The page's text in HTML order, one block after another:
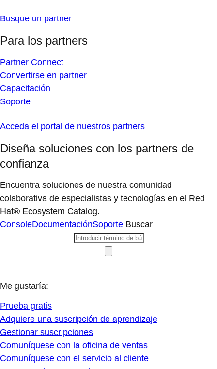
Busque un partner
Para los partners
Partner Connect
Convertirse en partner
Capacitación
Soporte
Acceda el portal de nuestros partners
Diseña soluciones con los partners de
confianza
Encuentra soluciones de nuestra comunidad
colaborativa de especialistas y tecnologías en el Red
Hat® Ecosystem Catalog.
ConsoleDocumentaciónSoporte Buscar
Me gustaría:
Prueba gratis
Adquiere una suscripción de aprendizaje
Gestionar suscripciones
Comuníquese con la oficina de ventas
Comuníquese con el servicio al cliente